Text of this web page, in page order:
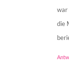
war
die